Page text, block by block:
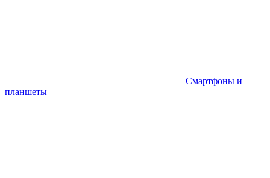
Смартфоны и
планшеты